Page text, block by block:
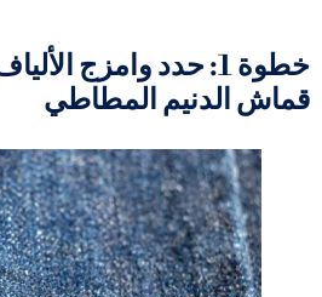
خطوة 1: حدد وامزج
الدنيم المطاطي